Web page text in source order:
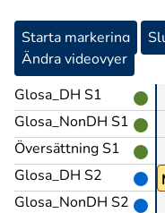
Starta markering
Ändra videovyer
Glosa_DH S1
Glosa_NonDH S1
Översättning S1
Glosa_DH S2
Glosa_NonDH S2